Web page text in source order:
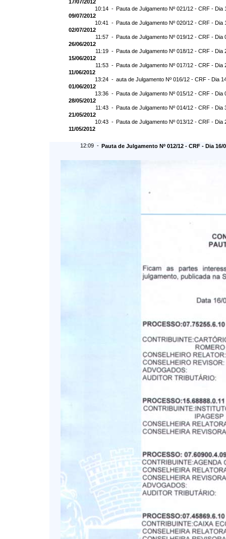
17/07/2012
10:14 - Pauta de Julgamento Nº 021/12 - CRF - Dia
09/07/2012
10:41 - Pauta de Julgamento Nº 020/12 - CRF - Dia
02/07/2012
11:57 - Pauta de Julgamento Nº 019/12 - CRF - Dia
26/06/2012
11:19 - Pauta de Julgamento Nº 018/12 - CRF - Dia
15/06/2012
11:53 - Pauta de Julgamento Nº 017/12 - CRF - Dia
11/06/2012
13:24 - auta de Julgamento Nº 016/12 - CRF - Dia
01/06/2012
13:36 - Pauta de Julgamento Nº 015/12 - CRF - Dia
28/05/2012
11:43 - Pauta de Julgamento Nº 014/12 - CRF - Dia
21/05/2012
10:43 - Pauta de Julgamento Nº 013/12 - CRF - Dia
11/05/2012
12:09 - Pauta de Julgamento Nº 012/12 - CRF - Dia 16/